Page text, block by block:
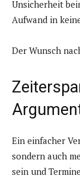
Unsicherheit
Aufwand in
Der Wunsch
Ein einfacher
sondern auch
sein und